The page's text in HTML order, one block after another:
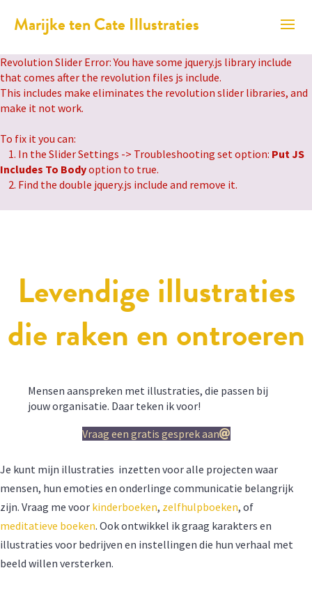
Marijke ten Cate Illustraties
Revolution Slider Error: You have some jquery.js library include
that comes after the revolution files js include.
This includes make eliminates the revolution slider libraries, and
make it not work.
To fix it you can:
1. In the Slider Settings -> Troubleshooting set option: Put JS
Includes To Bodyoption to true.
2. Find the double jquery.js include and remove it.
Levendige illustraties
die raken en ontroeren
Mensen aanspreken met illustraties, die passen bij
jouw organisatie. Daar teken ik voor!
Vraag een gratis gesprek aan
Je kunt mijn illustraties inzetten voor alle projecten waar
mensen, hun emoties en onderlinge communicatie belangrijk
zijn. Vraag me voor kinderboeken, zelfhulpboeken, of
meditatieve boeken. Ook ontwikkel ik graag karakters en
illustraties voor bedrijven en instellingen die hun verhaal met
beeld willen versterken.